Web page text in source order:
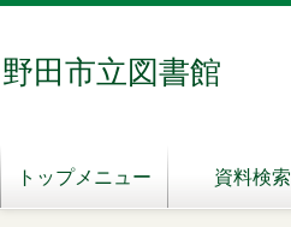
野田市立図書館
トップメニュー 資料検索